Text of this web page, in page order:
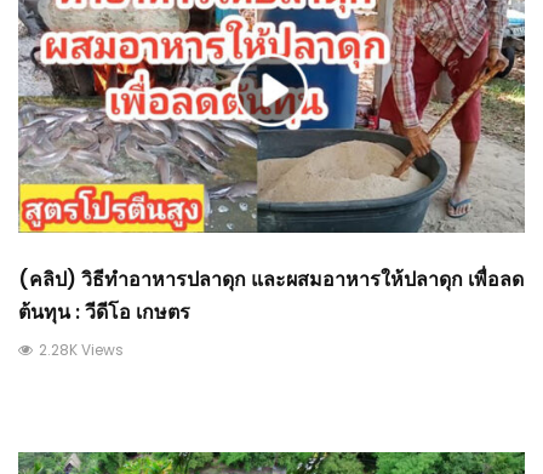
(คลิป) วิธีทำอาหารปลาดุก และผสมอาหารให้ปลาดุก เพื่อลด
ต้นทุน : วีดีโอ เกษตร
2.28K Views